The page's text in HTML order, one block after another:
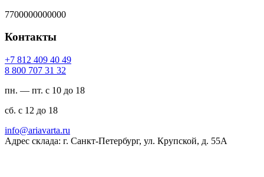
7700000000000
Контакты
94 04 904 218 7+
23 13 707 008 8
пн. — пт. с 10 до 18
сб. с 12 до 18
ur.atravaira@ofni
Адрес склада: г. Санкт-Петербург, ул. Крупской, д. 55А